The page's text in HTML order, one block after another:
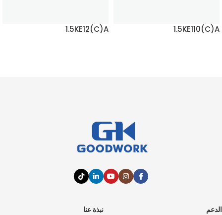
1.5KE110(C)A
1.5KE12(C)A
نبذة عنا
الدعم